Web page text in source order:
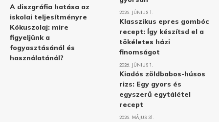
A diszgráfia hatása az
iskolai teljesítményre
Kókuszolaj: mire
figyeljünk a
fogyasztásánál és
használatánál?
2026. JÚNIUS 1.
Klasszikus epres gombóc
recept: Így készítsd el a
tökéletes házi
finomságot
2026. JÚNIUS 1.
Kiadós zöldbabos-húsos
rizs: Egy gyors és
egyszerű egytálétel
recept
2026. MÁJUS 31.